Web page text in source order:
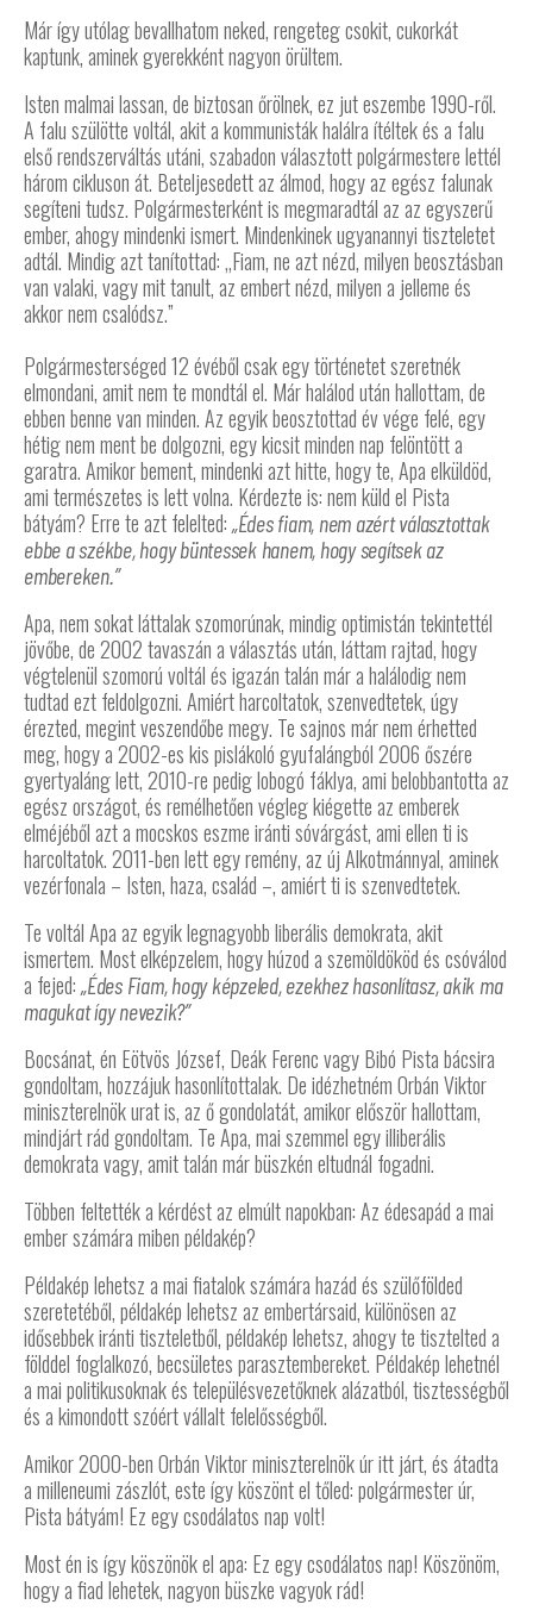
Már így utólag bevallhatom neked, rengeteg csokit, cukorkát
kaptunk, aminek gyerekként nagyon örültem.
Isten malmai lassan, de biztosan őrölnek, ez jut eszembe 1990-ről.
A falu szülötte voltál, akit a kommunisták halálra ítéltek és a falu
első rendszerváltás utáni, szabadon választott polgármestere lettél
három cikluson át. Beteljesedett az álmod, hogy az egész falunak
segíteni tudsz. Polgármesterként is megmaradtál az az egyszerű
ember, ahogy mindenki ismert. Mindenkinek ugyanannyi tiszteletet
adtál. Mindig azt tanítottad: „Fiam, ne azt nézd, milyen beosztásban
van valaki, vagy mit tanult, az embert nézd, milyen a jelleme és
akkor nem csalódsz.”
Polgármesterséged 12 évéből csak egy történetet szeretnék
elmondani, amit nem te mondtál el. Már halálod után hallottam, de
ebben benne van minden. Az egyik beosztottad év vége felé, egy
hétig nem ment be dolgozni, egy kicsit minden nap felöntött a
garatra. Amikor bement, mindenki azt hitte, hogy te, Apa elküldöd,
ami természetes is lett volna. Kérdezte is: nem küld el Pista
bátyám? Erre te azt felelted: „Édes fiam, nem azért választottak
ebbe a székbe, hogy büntessek hanem, hogy segítsek az
embereken.”
Apa, nem sokat láttalak szomorúnak, mindig optimistán tekintettél
jövőbe, de 2002 tavaszán a választás után, láttam rajtad, hogy
végtelenül szomorú voltál és igazán talán már a halálodig nem
tudtad ezt feldolgozni. Amiért harcoltatok, szenvedtetek, úgy
érezted, megint veszendőbe megy. Te sajnos már nem érhetted
meg, hogy a 2002-es kis pislákoló gyufalángból 2006 őszére
gyertyaláng lett, 2010-re pedig lobogó fáklya, ami belobbantotta az
egész országot, és remélhetően végleg kiégette az emberek
elméjéből azt a mocskos eszme iránti sóvárgást, ami ellen ti is
harcoltatok. 2011-ben lett egy remény, az új Alkotmánnyal, aminek
vezérfonala – Isten, haza, család –, amiért ti is szenvedtetek.
Te voltál Apa az egyik legnagyobb liberális demokrata, akit
ismertem. Most elképzelem, hogy húzod a szemöldököd és csóválod
a fejed: „Édes Fiam, hogy képzeled, ezekhez hasonlítasz, akik ma
magukat így nevezik?”
Bocsánat, én Eötvös József, Deák Ferenc vagy Bibó Pista bácsira
gondoltam, hozzájuk hasonlítottalak. De idézhetném Orbán Viktor
miniszterelnök urat is, az ő gondolatát, amikor először hallottam,
mindjárt rád gondoltam. Te Apa, mai szemmel egy illiberális
demokrata vagy, amit talán már büszkén eltudnál fogadni.
Többen feltették a kérdést az elmúlt napokban: Az édesapád a mai
ember számára miben példakép?
Példakép lehetsz a mai fiatalok számára hazád és szülőfölded
szeretetéből, példakép lehetsz az embertársaid, különösen az
idősebbek iránti tiszteletből, példakép lehetsz, ahogy te tisztelted a
földdel foglalkozó, becsületes parasztembereket. Példakép lehetnél
a mai politikusoknak és településvezetőknek alázatból, tisztességből
és a kimondott szóért vállalt felelősségből.
Amikor 2000-ben Orbán Viktor miniszterelnök úr itt járt, és átadta
a milleneumi zászlót, este így köszönt el tőled: polgármester úr,
Pista bátyám! Ez egy csodálatos nap volt!
Most én is így köszönök el apa: Ez egy csodálatos nap! Köszönöm,
hogy a fiad lehetek, nagyon büszke vagyok rád!